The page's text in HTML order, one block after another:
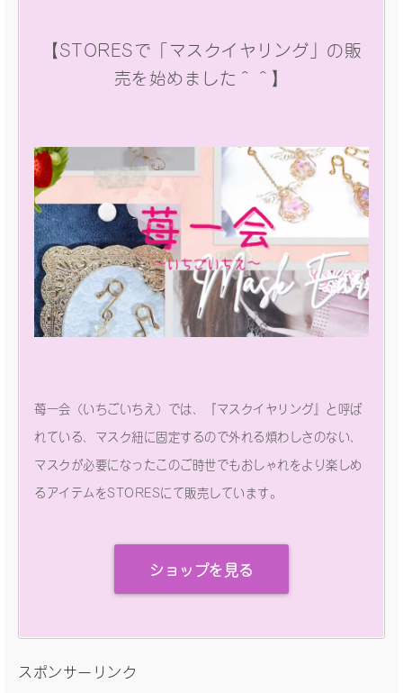
【STORESで「マスクイヤリング」の販
売を始めました＾＾】
苺一会（いちごいちえ）では、『マスクイヤリング』と呼ば
れている、マスク紐に固定するので外れる煩わしさのない、
マスクが必要になったこのご時世でもおしゃれをより楽しめ
るアイテムをSTORESにて販売しています。
ショップを見る
スポンサーリンク